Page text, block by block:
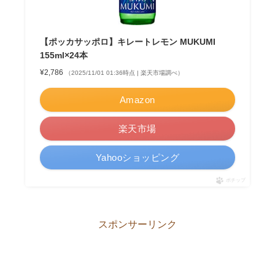
【ポッカサッポロ】キレートレモン MUKUMI
155ml×24本
¥2,786 （2025/11/01 01:36時点 | 楽天市場調べ）
Amazon
楽天市場
Yahooショッピング
ポチップ
スポンサーリンク